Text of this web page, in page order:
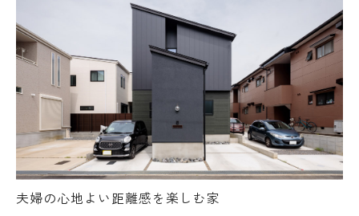
夫婦の心地よい距離感を楽しむ家